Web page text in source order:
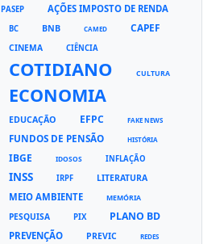
PASEP
AÇÕES IMPOSTO DE RENDA
BC BNB CAMED CAPEF
CINEMA CIÊNCIA
COTIDIANO CULTURA
ECONOMIA
EDUCAÇÃO EFPC FAKE NEWS
FUNDOS DE PENSÃO HISTÓRIA
IBGE IDOSOS INFLAÇÃO
INSS IRPF LITERATURA
MEIO AMBIENTE MEMÓRIA
PESQUISA PIX PLANO BD
PREVENÇÃO PREVIC REDES